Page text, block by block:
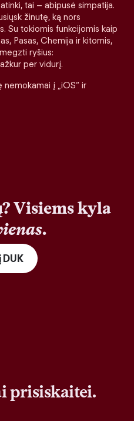
tai – abipusė simpatija.
žinutę, ką nors
Su tokiomis funkcijomis kaip
Pasas, Chemija ir kitomis,
ryšius:
per vidurį.
į „iOS“ ir
Visiems kyla
.
DUK
prisiskaitei.